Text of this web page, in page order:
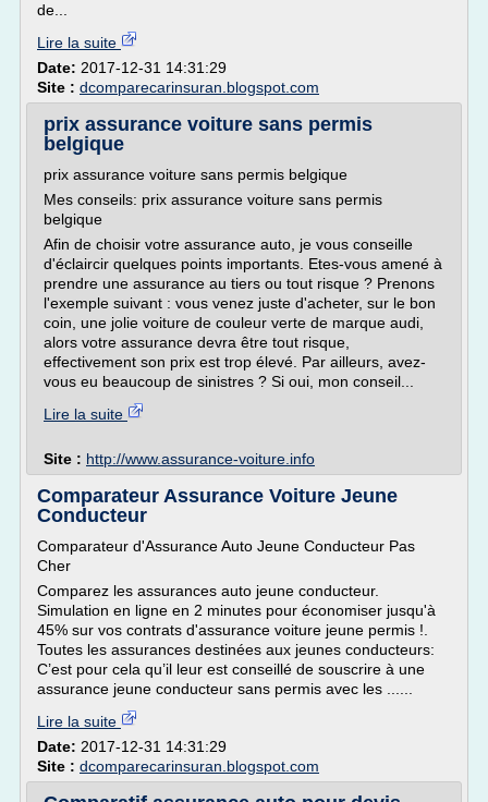
de...
Lire la suite
Date: 2017-12-31 14:31:29
Site : dcomparecarinsuran.blogspot.com
prix assurance voiture sans permis
belgique
prix assurance voiture sans permis belgique
Mes conseils: prix assurance voiture sans permis
belgique
Afin de choisir votre assurance auto, je vous conseille
d'éclaircir quelques points importants. Etes-vous amené à
prendre une assurance au tiers ou tout risque ? Prenons
l'exemple suivant : vous venez juste d'acheter, sur le bon
coin, une jolie voiture de couleur verte de marque audi,
alors votre assurance devra être tout risque,
effectivement son prix est trop élevé. Par ailleurs, avez-
vous eu beaucoup de sinistres ? Si oui, mon conseil...
Lire la suite
Site : http://www.assurance-voiture.info
Comparateur Assurance Voiture Jeune
Conducteur
Comparateur d'Assurance Auto Jeune Conducteur Pas
Cher
Comparez les assurances auto jeune conducteur.
Simulation en ligne en 2 minutes pour économiser jusqu'à
45% sur vos contrats d'assurance voiture jeune permis !.
Toutes les assurances destinées aux jeunes conducteurs:
C’est pour cela qu’il leur est conseillé de souscrire à une
assurance jeune conducteur sans permis avec les ......
Lire la suite
Date: 2017-12-31 14:31:29
Site : dcomparecarinsuran.blogspot.com